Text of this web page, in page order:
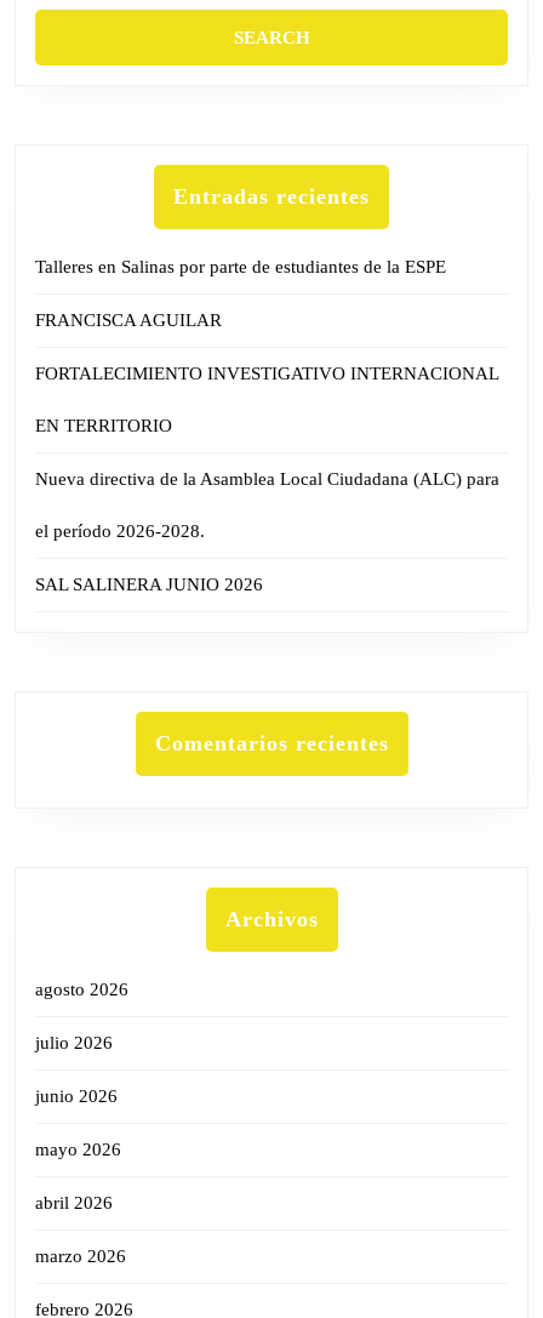
Entradas recientes
Talleres en Salinas por parte de estudiantes de la ESPE
FRANCISCA AGUILAR
FORTALECIMIENTO INVESTIGATIVO INTERNACIONAL
EN TERRITORIO
Nueva directiva de la Asamblea Local Ciudadana (ALC) para
el período 2026-2028.
SAL SALINERA JUNIO 2026
Comentarios recientes
Archivos
agosto 2026
julio 2026
junio 2026
mayo 2026
abril 2026
marzo 2026
febrero 2026